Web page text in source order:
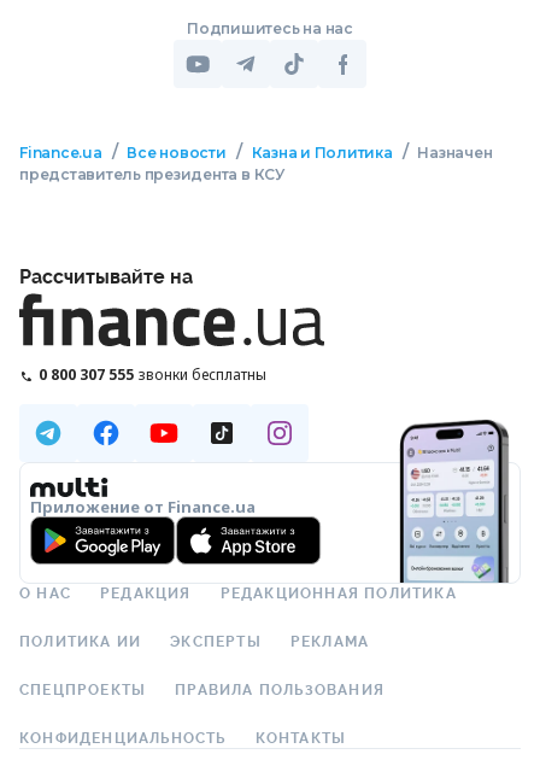
Подпишитесь на нас
Finance.ua / Все новости / Казна и Политика / Назначен
представитель президента в КСУ
Рассчитывайте на
0 800 307 555 звонки бесплатны
Приложение от Finance.ua
О НАС РЕДАКЦИЯ РЕДАКЦИОННАЯ ПОЛИТИКА
ПОЛИТИКА ИИ ЭКСПЕРТЫ РЕКЛАМА
СПЕЦПРОЕКТЫ ПРАВИЛА ПОЛЬЗОВАНИЯ
КОНФИДЕНЦИАЛЬНОСТЬ КОНТАКТЫ